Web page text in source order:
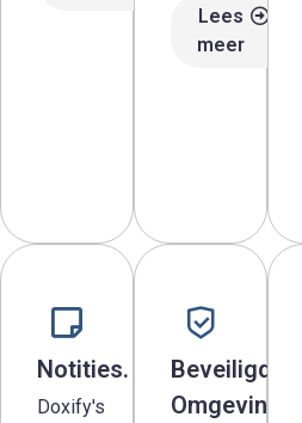
Lees
meer
Notities.
Doxify's
Beveiligde
Omgeving.